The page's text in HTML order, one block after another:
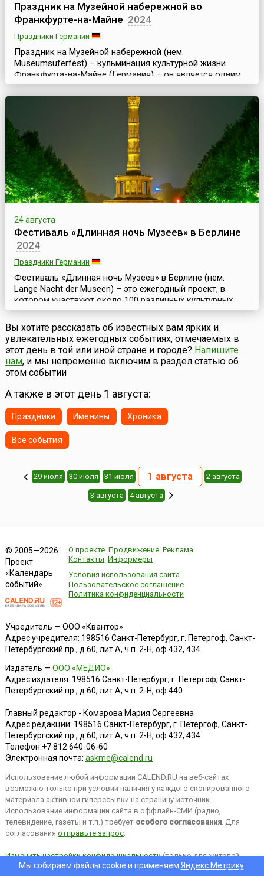
Праздник на Музейной набережной во
Франкфурте-на-Майне 2024
Праздники Германии
Праздник на Музейной набережной (нем.
Museumsuferfest) – кульминация культурной жизни
Франкфурта-на-Майне (Германия) – он является одним
из самых крупных и значительных культурных
праздников и фестивалей Европы. Праздник проходит
ежегодно в последние полные выходные августа и
длится три дня.Музейная набережная (нем.
Museumsufer) – это набережная южного берега реки
Майн во Франкфурте в районе м...
24 августа
Фестиваль «Длинная ночь Музеев» в Берлине
2024
Праздники Германии
Фестиваль «Длинная ночь Музеев» в Берлине (нем.
Lange Nacht der Museen) – это ежегодный проект, в
котором участвуют около 100 различных культурных
учреждений германской столицы. Он проходит во
второй половине августа.В рамках фестиваля музеи,
галереи, выставочные залы, архивы, собрания,
мемориалы, исторические памятники и культурные
центры города открывают свои двери для всех
желающих в ночь с...
Вы хотите рассказать об известных вам ярких и
увлекательных ежегодных событиях, отмечаемых в
этот день в той или иной стране и городе? Напишите
нам, и мы непременно включим в раздел статью об
этом событии
А также в этот день 1 августа:
Праздники Именины Хроника
Все события
29 июля 30 июля 31 июля 1 августа 2 августа
3 августа 4 августа
© 2005—2026
Проект
«Календарь
событий»
О проекте Продвижение Реклама
Контакты Информеры
Условия использования сайта
Пользовательское соглашение
Политика конфиденциальности
Учредитель — ООО «Квантор»
Адрес учредителя: 198516 Санкт-Петербург, г. Петергоф, Санкт-
Петербургский пр., д.60, лит.А, ч.п. 2-Н, оф.432, 434
Издатель — ООО «МЕДИО»
Адрес издателя: 198516 Санкт-Петербург, г. Петергоф, Санкт-
Петербургский пр., д.60, лит.А, ч.п. 2-Н, оф.440
Главный редактор - Комарова Мария Сергеевна
Адрес редакции: 198516 Санкт-Петербург, г. Петергоф, Санкт-
Петербургский пр., д.60, лит.А, ч.п. 2-Н, оф.432, 434
Телефон:+7 812 640-06-60
Электронная почта: askme@calend.ru
Использование любой информации CALEND.RU на веб-сайтах
возможно только при условии наличия у каждого скопированного
материала активной гиперссылки на страницу-источник.
Использование информации сайта в оффлайн-СМИ (радио,
телевидение, газеты и т.п.) требует особого согласования. Для
согласования отправьте запрос.
Изменить настройки конфиденциальности(только для жителей
EEA).Мы собираем файлы cookie и применяем Яндекс.Метрику.